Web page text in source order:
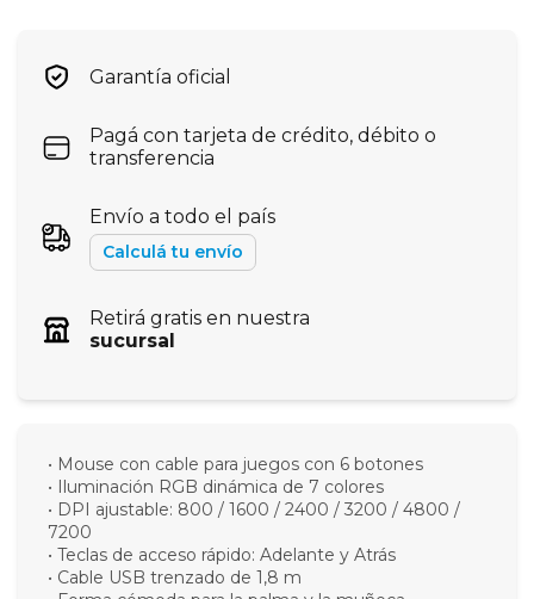
Garantía oficial
Pagá con tarjeta de crédito, débito o
transferencia
Envío a todo el país
Calculá tu envío
Retirá gratis en nuestra
sucursal
• Mouse con cable para juegos con 6 botones
• Iluminación RGB dinámica de 7 colores
• DPI ajustable: 800 / 1600 / 2400 / 3200 / 4800 /
7200
• Teclas de acceso rápido: Adelante y Atrás
• Cable USB trenzado de 1,8 m